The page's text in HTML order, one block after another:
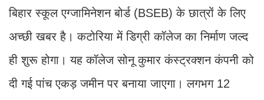
बिहार स्कूल एग्जामिनेशन बोर्ड (BSEB) के छात्रों के लिए
अच्छी खबर है। कटोरिया में डिग्री कॉलेज का निर्माण जल्द
ही शुरू होगा। यह कॉलेज सोनू कुमार कंस्ट्रक्शन कंपनी को
दी गई पांच एकड़ जमीन पर बनाया जाएगा। लगभग 12